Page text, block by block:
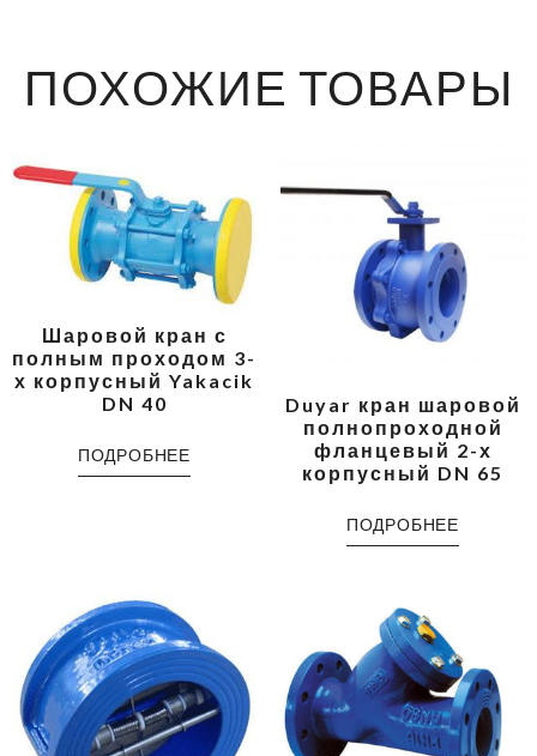
ПОХОЖИЕ ТОВАРЫ
Шаровой кран с
полным проходом 3-
х корпусный Yakacik
DN 40
ПОДРОБНЕЕ
Duyar кран шаровой
полнопроходной
фланцевый 2-х
корпусный DN 65
ПОДРОБНЕЕ